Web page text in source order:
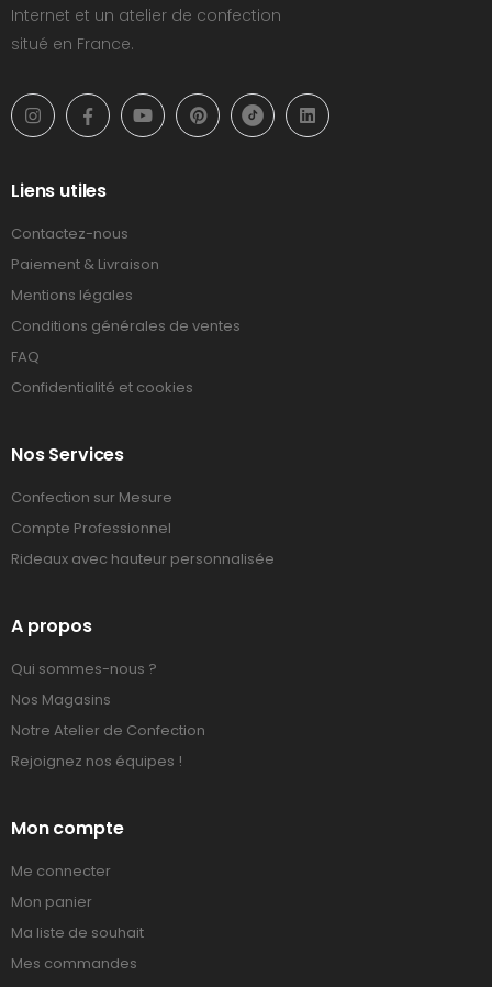
Internet et un atelier de confection
situé en France.
Liens utiles
Contactez-nous
Paiement & Livraison
Mentions légales
Conditions générales de ventes
FAQ
Confidentialité et cookies
Nos Services
Confection sur Mesure
Compte Professionnel
Rideaux avec hauteur personnalisée
A propos
Qui sommes-nous ?
Nos Magasins
Notre Atelier de Confection
Rejoignez nos équipes !
Mon compte
Me connecter
Mon panier
Ma liste de souhait
Mes commandes